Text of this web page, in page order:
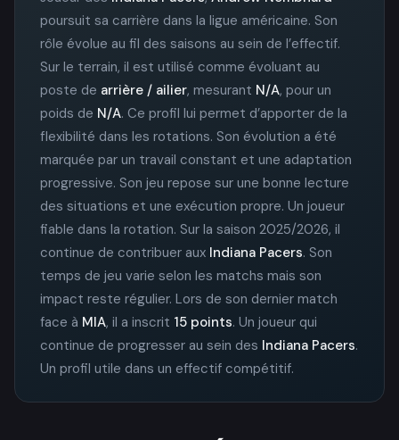
poursuit sa carrière dans la ligue américaine. Son
rôle évolue au fil des saisons au sein de l’effectif.
Sur le terrain, il est utilisé comme évoluant au
poste de arrière / ailier, mesurant N/A, pour un
poids de N/A. Ce profil lui permet d’apporter de la
flexibilité dans les rotations. Son évolution a été
marquée par un travail constant et une adaptation
progressive. Son jeu repose sur une bonne lecture
des situations et une exécution propre. Un joueur
fiable dans la rotation. Sur la saison 2025/2026, il
continue de contribuer aux Indiana Pacers. Son
temps de jeu varie selon les matchs mais son
impact reste régulier. Lors de son dernier match
face à MIA, il a inscrit 15 points. Un joueur qui
continue de progresser au sein des Indiana Pacers.
Un profil utile dans un effectif compétitif.